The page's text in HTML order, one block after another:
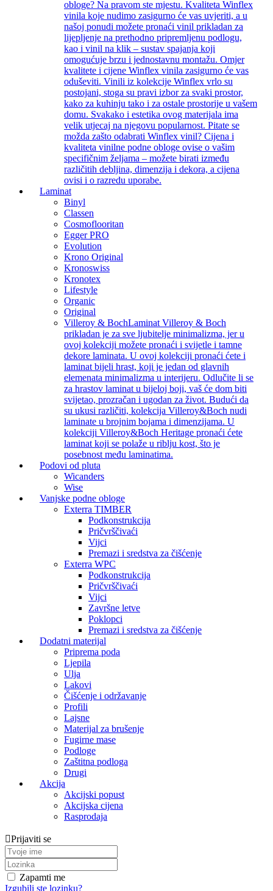
obloge? Na pravom ste mjestu. Kvaliteta Winflex
vinila koje nudimo zasigurno će vas uvjeriti, a u
našoj ponudi možete pronaći vinil prikladan za
lijepljenje na prethodno pripremljenu podlogu,
kao i vinil na klik – sustav spajanja koji
omogućuje brzu i jednostavnu montažu. Omjer
kvalitete i cijene Winflex vinila zasigurno će vas
oduševiti. Vinili iz kolekcije Winflex vrlo su
postojani, stoga su pravi izbor za svaki prostor,
kako za kuhinju tako i za ostale prostorije u vašem
domu. Svakako i estetika ovog materijala ima
velik utjecaj na njegovu popularnost. Pitate se
možda zašto odabrati Winflex vinil? Cijena i
kvaliteta vinilne podne obloge ovise o vašim
specifičnim željama – možete birati između
različitih debljina, dimenzija i dekora, a cijena
ovisi i o razredu uporabe.
Laminat
Binyl
Classen
Cosmoflooritan
Egger PRO
Evolution
Krono Original
Kronoswiss
Kronotex
Lifestyle
Organic
Original
Villeroy & BochLaminat Villeroy & Boch
prikladan je za sve ljubitelje minimalizma, jer u
ovoj kolekciji možete pronaći i svijetle i tamne
dekore laminata. U ovoj kolekciji pronaći ćete i
laminat bijeli hrast, koji je jedan od glavnih
elemenata minimalizma u interijeru. Odlučite li se
za hrastov laminat u bijeloj boji, vaš će dom biti
svijetao, prozračan i ugodan za život. Budući da
su ukusi različiti, kolekcija Villeroy&Boch nudi
laminate u brojnim bojama i dimenzijama. U
kolekciji Villeroy&Boch Heritage pronaći ćete
laminat koji se polaže u riblju kost, što je
posebnost među laminatima.
Podovi od pluta
Wicanders
Wise
Vanjske podne obloge
Exterra TIMBER
Podkonstrukcija
Pričvrščivaći
Vijci
Premazi i sredstva za čišćenje
Exterra WPC
Podkonstrukcija
Pričvrščivaći
Vijci
Završne letve
Poklopci
Premazi i sredstva za čišćenje
Dodatni materijal
Priprema poda
Ljepila
Ulja
Lakovi
Čišćenje i održavanje
Profili
Lajsne
Materijal za brušenje
Fugirne mase
Podloge
Zaštitna podloga
Drugi
Akcija
Akcijski popust
Akcijska cijena
Rasprodaja
Prijaviti se
Zapamti me
Izgubili ste lozinku?